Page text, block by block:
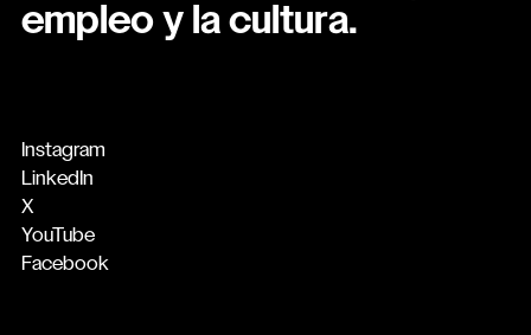
empleo y la cultura.
Instagram
LinkedIn
X
YouTube
Facebook